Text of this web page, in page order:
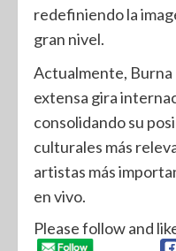
redefiniendo la
gran nivel.
Actualmente, Burna
extensa gira
consolidando su
culturales más
artistas más
en vivo.
Please follow and